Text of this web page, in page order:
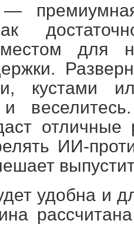
—
для
ИИ-
удобна и